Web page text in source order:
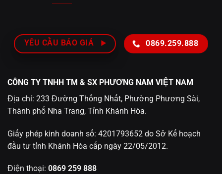
YÊU CẦU BÁO GIÁ 0869.259.888
CÔNG TY TNHH TM & SX PHƯƠNG NAM VIỆT NAM
Địa chỉ: 233 Đường Thống Nhất, Phường Phương Sài,
Thành phố Nha Trang, Tỉnh Khánh Hòa.
Giấy phép kinh doanh số: 4201793652 do Sở Kế hoạch
đầu tư tỉnh Khánh Hòa cấp ngày 22/05/2012.
Điện thoại: 0869 259 888